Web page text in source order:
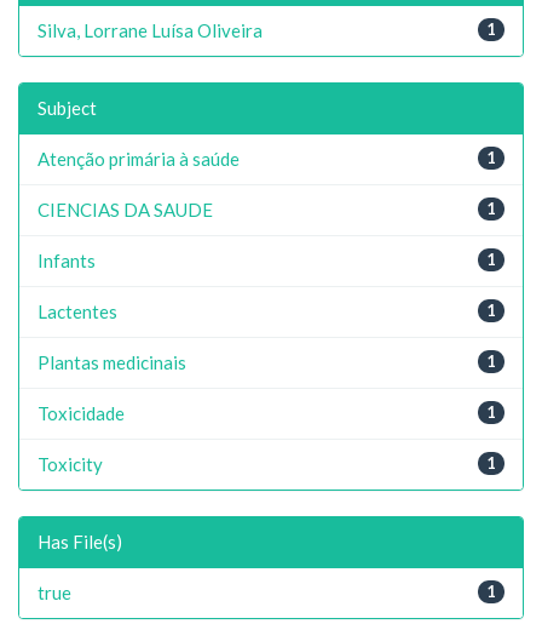
1
Silva, Lorrane Luísa Oliveira
Subject
1
Atenção primária à saúde
1
CIENCIAS DA SAUDE
1
Infants
1
Lactentes
1
Plantas medicinais
1
Toxicidade
1
Toxicity
Has File(s)
1
true